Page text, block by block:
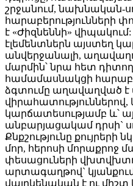
շրջանում, նախնական-
հարաբերությունների
է «Ժիզնեննի»
էլեմենտներն այստեղ
անվերջանալի,
մարմին՝ նրա հետ
համամասնակցի
ձգտումը աղավաղված է
կարճատեսությամբ և՝
անբարյացակամ դրսի`
Քնքշությունը քույրերի
մոր, հերոսի մորաքրոջ
փեսացուների
արտագաղթով`
վայրկենական է ու միշտ